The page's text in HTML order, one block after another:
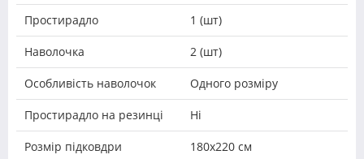
Простирадло 1 (шт)
Наволочка 2 (шт)
Особливість наволочок Одного розміру
Простирадло на резинці Ні
Розмір підковдри 180х220 см